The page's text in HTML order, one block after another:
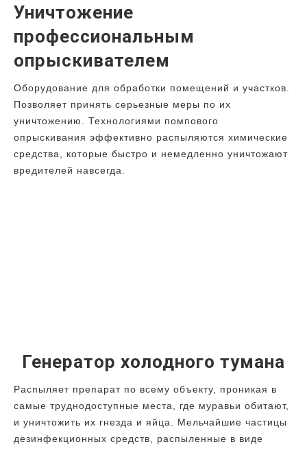
Уничтожение
профессиональным
опрыскивателем
Оборудование для обработки помещений и участков.
Позволяет принять серьезные меры по их
уничтожению. Технологиями помпового
опрыскивания эффективно распыляются химические
средства, которые быстро и немедленно уничтожают
вредителей навсегда.
Генератор холодного тумана
Распыляет препарат по всему объекту, проникая в
самые труднодоступные места, где муравьи обитают,
и уничтожить их гнезда и яйца. Мельчайшие частицы
дезинфекционных средств, распыленные в виде